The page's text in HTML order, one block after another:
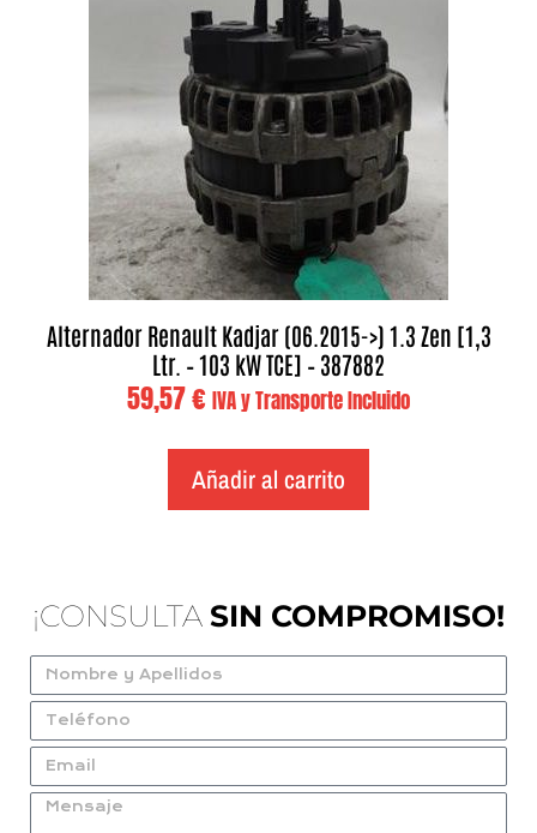
Alternador Renault Kadjar (06.2015->) 1.3 Zen [1,3
Ltr. – 103 kW TCE] – 387882
59,57€ IVA y Transporte Incluido
Añadir al carrito
¡CONSULTA SIN COMPROMISO!